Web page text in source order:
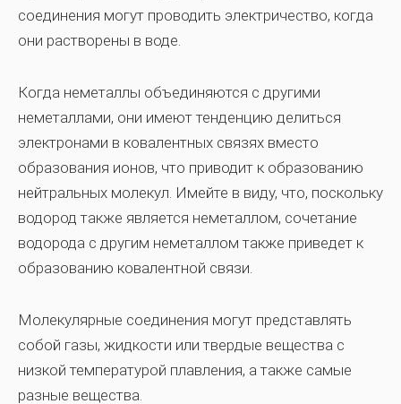
соединения могут проводить электричество, когда
они растворены в воде.
Когда неметаллы объединяются с другими
неметаллами, они имеют тенденцию делиться
электронами в ковалентных связях вместо
образования ионов, что приводит к образованию
нейтральных молекул. Имейте в виду, что, поскольку
водород также является неметаллом, сочетание
водорода с другим неметаллом также приведет к
образованию ковалентной связи.
Молекулярные соединения могут представлять
собой газы, жидкости или твердые вещества с
низкой температурой плавления, а также самые
разные вещества.